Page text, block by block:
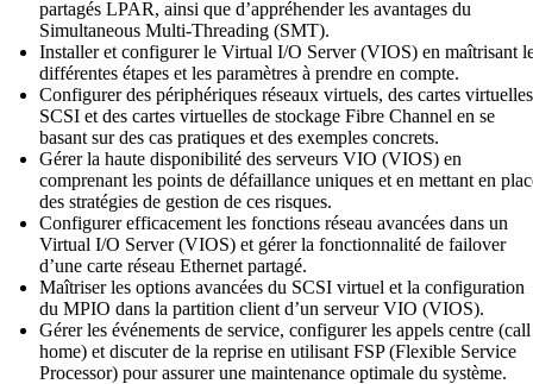
partagés LPAR, ainsi que d’appréhender les avantages du
Simultaneous Multi-Threading (SMT).
Installer et configurer le Virtual I/O Server (VIOS) en maîtrisant
différentes étapes et les paramètres à prendre en compte.
Configurer des périphériques réseaux virtuels, des cartes virtuelles
SCSI et des cartes virtuelles de stockage Fibre Channel en se
basant sur des cas pratiques et des exemples concrets.
Gérer la haute disponibilité des serveurs VIO (VIOS) en
comprenant les points de défaillance uniques et en mettant en
des stratégies de gestion de ces risques.
Configurer efficacement les fonctions réseau avancées dans un
Virtual I/O Server (VIOS) et gérer la fonctionnalité de failover
d’une carte réseau Ethernet partagé.
Maîtriser les options avancées du SCSI virtuel et la configuration
du MPIO dans la partition client d’un serveur VIO (VIOS).
Gérer les événements de service, configurer les appels centre (call
home) et discuter de la reprise en utilisant FSP (Flexible Service
Processor) pour assurer une maintenance optimale du système.